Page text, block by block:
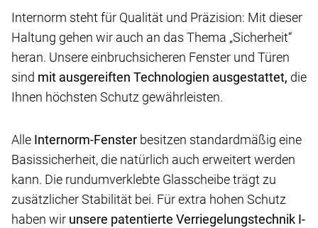
Internorm steht für Qualität und Präzision: Mit dieser
Haltung gehen wir auch an das Thema „Sicherheit“
heran. Unsere einbruchsicheren Fenster und Türen
sind mit ausgereiften Technologien ausgestattet, die
Ihnen höchsten Schutz gewährleisten.
Alle Internorm-Fenster besitzen standardmäßig eine
Basissicherheit, die natürlich auch erweitert werden
kann. Die rundumverklebte Glasscheibe trägt zu
zusätzlicher Stabilität bei. Für extra hohen Schutz
haben wir unsere patentierte Verriegelungstechnik I-